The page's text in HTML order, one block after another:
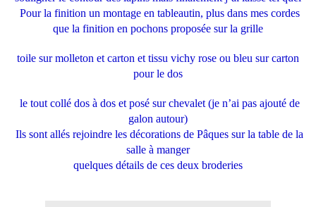
Pour la finition un montage en tableautin, plus dans mes cordes
que la finition en pochons proposée sur la grille
toile sur molleton et carton et tissu vichy rose ou bleu sur carton
pour le dos
le tout collé dos à dos et posé sur chevalet (je n’ai pas ajouté de
galon autour)
Ils sont allés rejoindre les décorations de Pâques sur la table de la
salle à manger
quelques détails de ces deux broderies